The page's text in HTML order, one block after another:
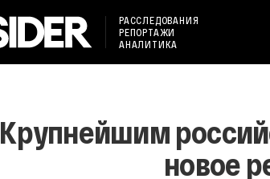
РАССЛЕДОВАНИЯ
РЕПОРТАЖИ
АНАЛИТИКА
Крупнейшим
новое